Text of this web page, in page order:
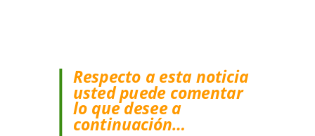
Respecto a esta noticia
usted puede comentar
lo que desee a
continuación…